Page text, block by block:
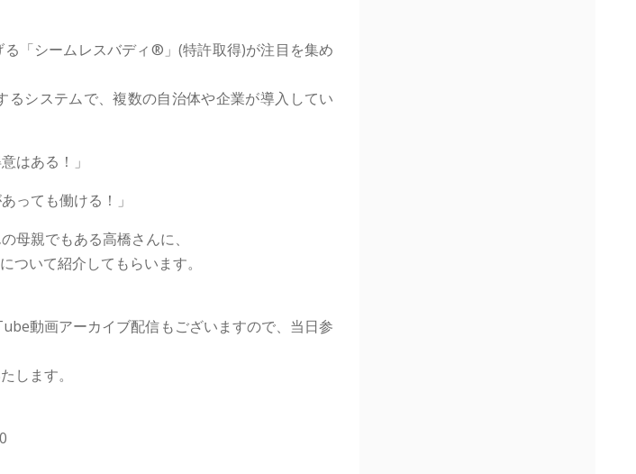
「シームレスバディ®」(特許取得)が注目を集め
システムで、複数の自治体や企業が導入してい
はある！」
っても働ける！」
母親でもある高橋さんに、
いて紹介してもらいます。
動画アーカイブ配信もございますので、当日参
します。